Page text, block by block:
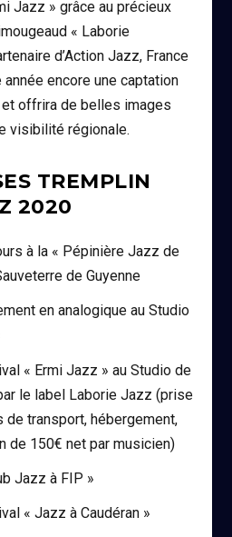
Jazz » grâce au précieux
« Laborie
d’Action Jazz, France
encore une captation
offrira de belles images
visibilité régionale.
TREMPLIN
2020
à la « Pépinière Jazz de
de Guyenne
en analogique au Studio
« Ermi Jazz » au Studio de
le label Laborie Jazz (prise
de transport, hébergement,
de 150€ net par musicien)
Jazz à FIP »
« Jazz à Caudéran »